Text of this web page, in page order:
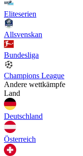
Eliteserien
Allsvenskan
Bundesliga
Champions League
Andere wettkämpfe
Land
Deutschland
Österreich